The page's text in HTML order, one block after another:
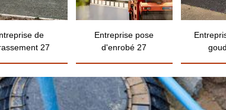
de
27
Entreprise pose
d'enrobé 27